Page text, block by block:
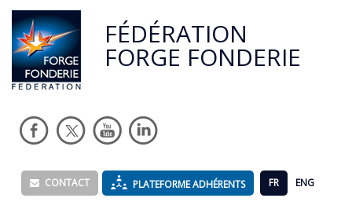
FÉDÉRATION
FORGE FONDERIE
CONTACT PLATEFORME ADHÉRENTS FR ENG